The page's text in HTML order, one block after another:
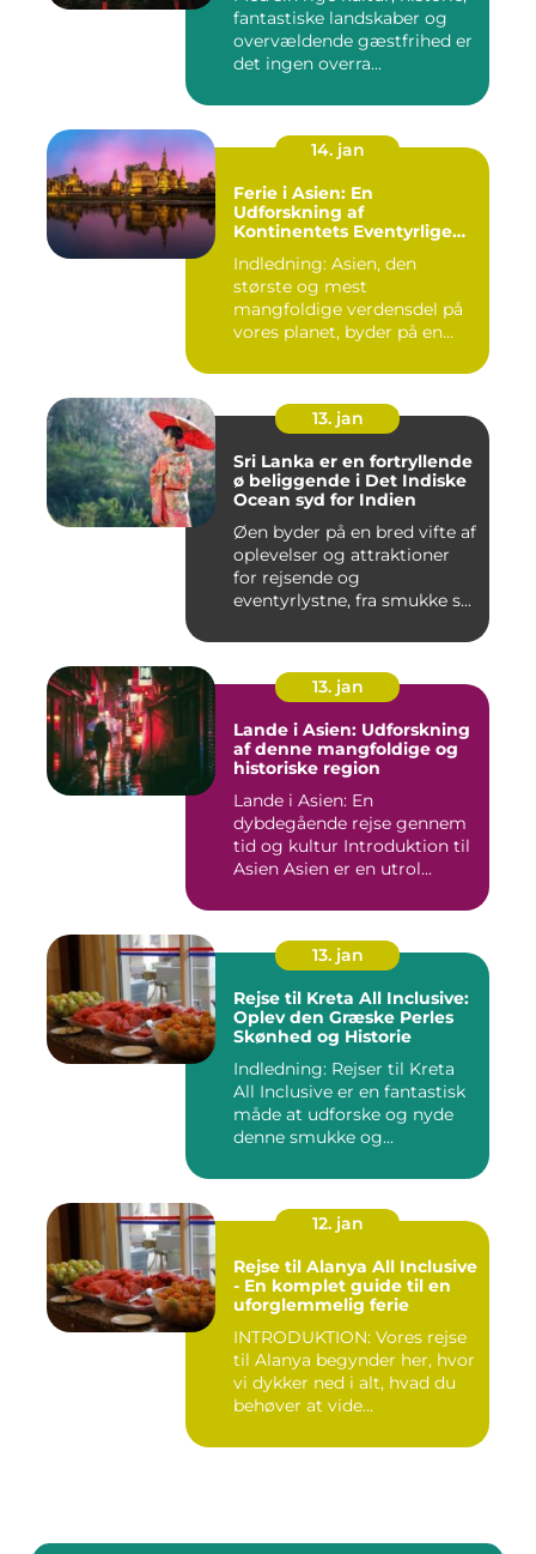
fantastiske landskaber og
overvældende gæstfrihed er
det ingen overra...
14. jan
Ferie i Asien: En
Udforskning af
Kontinentets Eventyrlige
Indledning: Asien, den
største og mest
mangfoldige verdensdel på
vores planet, byder på en
13. jan
Sri Lanka er en fortryllende
ø beliggende i Det Indiske
Ocean syd for Indien
Øen byder på en bred vifte af
oplevelser og attraktioner
for rejsende og
eventyrlystne, fra smukke s...
13. jan
Lande i Asien: Udforskning
af denne mangfoldige og
historiske region
Lande i Asien: En
dybdegående rejse gennem
tid og kultur Introduktion til
Asien Asien er en utrol...
13. jan
Rejse til Kreta All Inclusive:
Oplev den Græske Perles
Skønhed og Historie
Indledning: Rejser til Kreta
All Inclusive er en fantastisk
måde at udforske og nyde
denne smukke og...
12. jan
Rejse til Alanya All Inclusive
- En komplet guide til en
uforglemmelig ferie
INTRODUKTION: Vores rejse
til Alanya begynder her, hvor
vi dykker ned i alt, hvad du
behøver at vide...